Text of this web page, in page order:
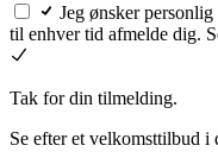
Jeg ønsker
til enhver tid afmelde dig.
Tak for din tilmelding.
Se efter et velkomsttilbud i